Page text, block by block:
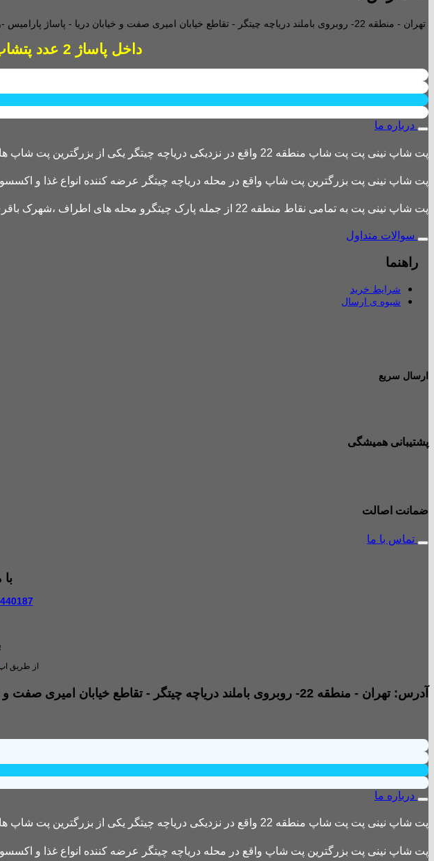
تهران - منطقه 22- روبروی باملند دریاچه چیتگر - تقاطع خیابان امیری صفت و خیابان دریا - پاساژ پارامیس -ورودی A تجاری -
داخل پاساژ 2 عدد پتشاپ هست به تابلو نینی پت توجه کنید
درباره ما
پت شاپ نینی پت پت شاپ منطقه 22 واقع در نزدیکی دریاچه چیتگر یکی از بزرگترین پت شاپ های منطقه 22 است
پت شاپ نینی پت بزرگترین پت شاپ واقع در محله دریاچه چیتگر عرضه کننده انواع غذا و
پت شاپ نینی پت به تمامی نقاط منطقه 22 از جمله پارک چیتگرو محله های اطراف ،شهرک باقری، دهکده المپیک ، شهرک خرازی، بلوار کوهک، شهرک چیتگر ، دریاچه چیتگر و تمامی نقاط تهران ارسال دارد.
سوالات متداول
راهنما
شرایط خرید
شیوه ی ارسال
ارسال سریع
پشتیبانی همیشگی
ضمانت اصالت
تماس با ما
از طریق
آدرس: تهران - منطقه 22- روبروی باملند دریاچه چیتگر - تقاطع خیابان امیری صفت و خیابان دریا - پاساژ پارامیس -ورودی A تجاری - طبقه همکف - جنب داروخانه - واحد B2
درباره ما
پت شاپ نینی پت پت شاپ منطقه 22 واقع در نزدیکی دریاچه چیتگر یکی از بزرگترین پت شاپ های منطقه 22 است
پت شاپ نینی پت بزرگترین پت شاپ واقع در محله دریاچه چیتگر عرضه کننده انواع غذا و